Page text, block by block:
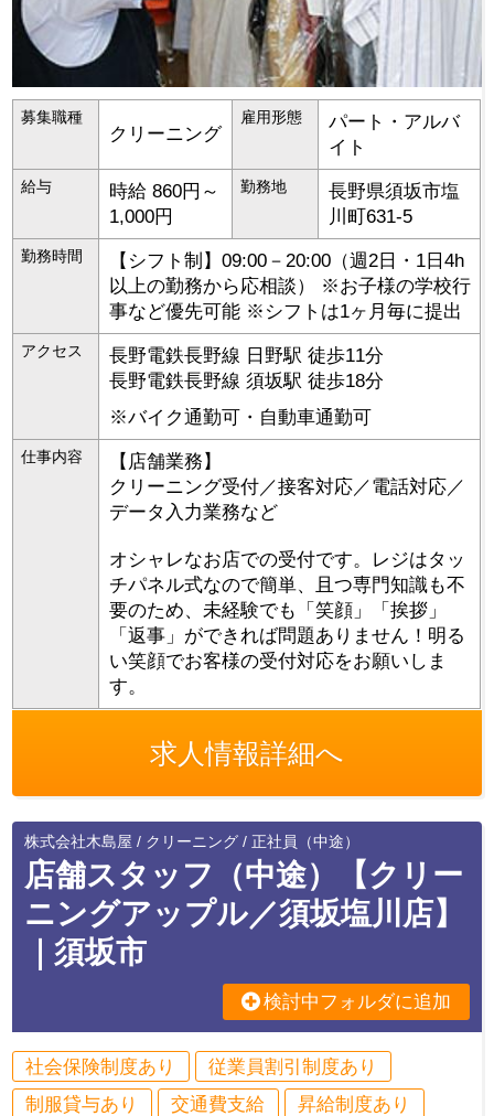
募集職種
クリーニング
雇用形態
パート・アルバ
イト
給与
時給 860円～
1,000円
勤務地 長野県須坂市塩
川町631-5
勤務時間
【シフト制】09:00－20:00（週2日・1日4h
以上の勤務から応相談） ※お子様の学校行
事など優先可能 ※シフトは1ヶ月毎に提出
アクセス
長野電鉄長野線 日野駅 徒歩11分
長野電鉄長野線 須坂駅 徒歩18分
※バイク通勤可・自動車通勤可
仕事内容
【店舗業務】
クリーニング受付／接客対応／電話対応／
データ入力業務など
オシャレなお店での受付です。レジはタッ
チパネル式なので簡単、且つ専門知識も不
要のため、未経験でも「笑顔」「挨拶」
「返事」ができれば問題ありません！明る
い笑顔でお客様の受付対応をお願いしま
す。
求人情報詳細へ
株式会社木島屋 / クリーニング / 正社員（中途）
店舗スタッフ（中途）【クリー
ニングアップル／須坂塩川店】
｜須坂市
検討中フォルダに追加
社会保険制度あり
従業員割引制度あり
制服貸与あり
交通費支給
昇給制度あり